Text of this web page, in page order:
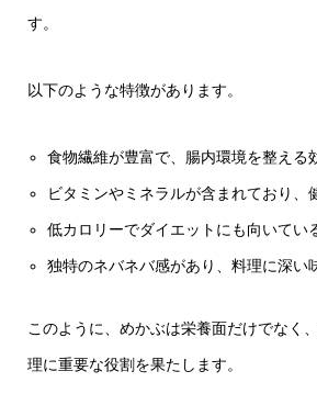
す。
以下のような特徴があります。
食物繊維が豊富で、腸内環境を整える
ビタミンやミネラルが含まれており、
低カロリーでダイエットにも向いてい
独特のネバネバ感があり、料理に深い
このように、めかぶは栄養面だけでなく
理に重要な役割を果たします。